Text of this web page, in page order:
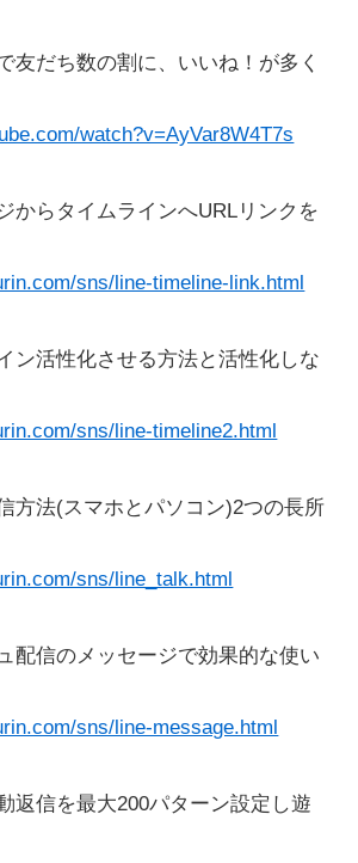
友だち数の割に、いいね！が多く
watch?v=AyVar8W4T7s
からタイムラインへURLリンクを
sns/line-timeline-link.html
ン活性化させる方法と活性化しな
sns/line-timeline2.html
方法(スマホとパソコン)2つの長所
sns/line_talk.html
配信のメッセージで効果的な使い
sns/line-message.html
返信を最大200パターン設定し遊